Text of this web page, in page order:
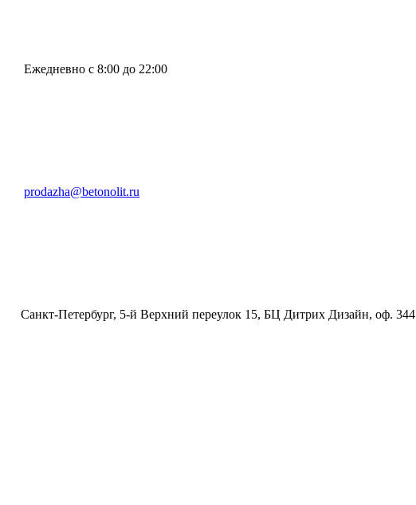
Ежедневно с 8:00 до 22:00
prodazha@betonolit.ru
Санкт-Петербург, 5-й Верхний переулок 15, БЦ Дитрих Дизайн, оф. 344